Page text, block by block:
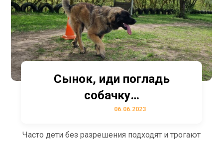
Сынок, иди погладь
собачку…
06.06.2023
Часто дети без разрешения подходят и трогают